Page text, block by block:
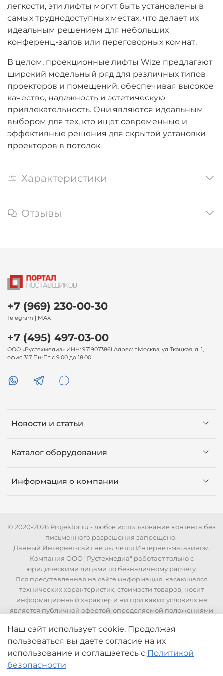
легкости, эти лифты могут быть установлены в
самых труднодоступных местах, что делает их
идеальным решением для небольших
конференц-залов или переговорных комнат.
В целом, проекционные лифты Wize предлагают
широкий модельный ряд для различных типов
проекторов и помещений, обеспечивая высокое
качество, надежность и эстетическую
привлекательность. Они являются идеальным
выбором для тех, кто ищет современные и
эффективные решения для скрытой установки
проекторов в потолок.
Характеристики
Отзывы
Новости и статьи
Каталог оборудования
Информация о компании
+7 (969) 230-00-30
Telegram | MAX
+7 (495) 497-03-00
ООО «Рустехмедиа» ИНН: 9719073861 Адрес: г.Москва, ул Ткацкая, д. 1,
офис 317 Пн-Пт с 9.00 до 18.00
© 2020-2026 Projektor.ru - любое использование контента без
письменного разрешения запрещено.
Данный Интернет-сайт не является Интернет-магазином.
Компания ООО "Рустехмедиа" работает только с
юридическими лицами по безналичному расчету.
Вся представленная на сайте информация, касающаяся
технических характеристик, стоимости товаров, носит
информационный характер и ни при каких условиях не
является публичной офертой, определяемой положениями
стоимости и технических характеристик необходимо
связаться с нашими менеджерами по телефонам указанным
на сайте.
Наш сайт использует cookie. Продолжая
пользоваться вы даете согласие на их
использование и соглашаетесь с Политикой
безопасности